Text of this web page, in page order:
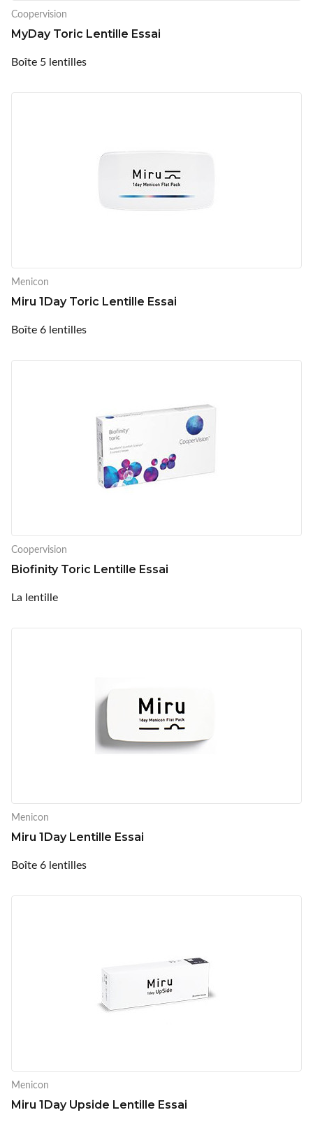
Coopervision
MyDay Toric Lentille Essai
Boîte 5 lentilles
Menicon
Miru 1Day Toric Lentille Essai
Boîte 6 lentilles
Coopervision
Biofinity Toric Lentille Essai
La lentille
Menicon
Miru 1Day Lentille Essai
Boîte 6 lentilles
Menicon
Miru 1Day Upside Lentille Essai